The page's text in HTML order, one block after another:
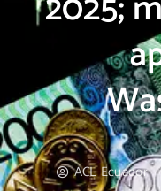
ACL Ecuador